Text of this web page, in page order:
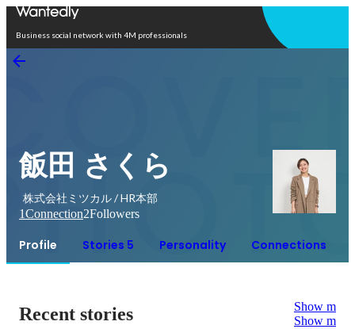
Business social network with 4M professionals
飯田 さくら
株式会社ミツカル / HR本部
1Connection2Followers
Profile Stories 5 Personality Connections
Recent stories
Show more
Show more